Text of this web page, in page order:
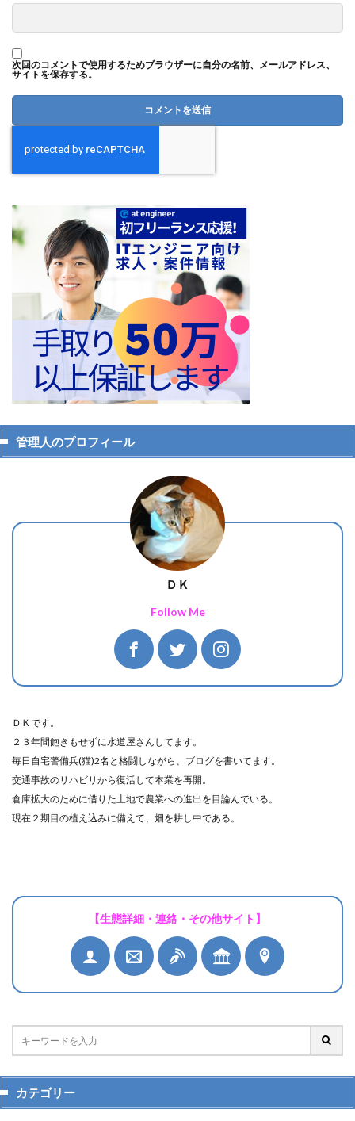
次回のコメントで使用するためブラウザーに自分の名前、メールアドレス、
サイトを保存する。
管理人のプロフィール
ＤＫ
Follow Me
ＤＫです。
２３年間飽きもせずに水道屋さんしてます。
毎日自宅警備兵(猫)2名と格闘しながら、ブログを書いてます。
交通事故のリハビリから復活して本業を再開。
倉庫拡大のために借りた土地で農業への進出を目論んでいる。
現在２期目の植え込みに備えて、畑を耕し中である。
【生態詳細・連絡・その他サイト】
カテゴリー